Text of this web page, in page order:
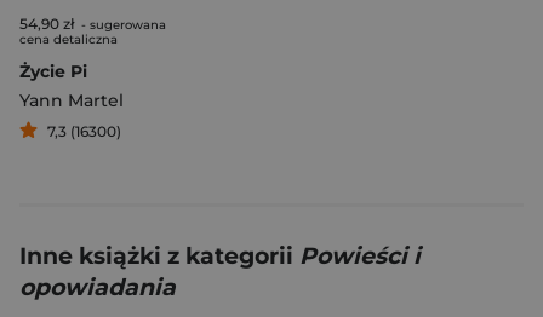
54,90 zł - sugerowana
cena detaliczna
Życie Pi
Yann Martel
7,3 (16300)
Inne książki z kategorii Powieści i
opowiadania